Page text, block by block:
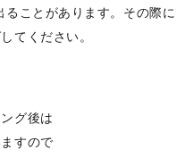
ことがあります。その際に
てください。
グ後は
すので